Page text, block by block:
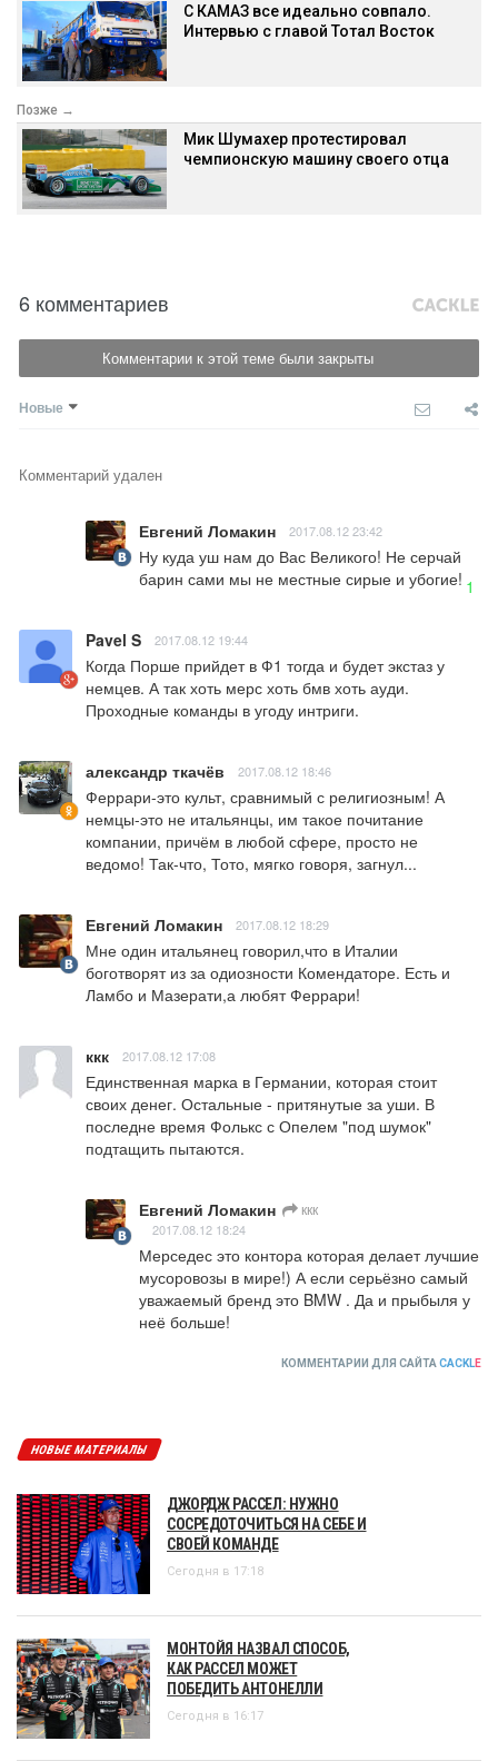
С КАМАЗ все идеально совпало.
Интервью с главой Тотал Восток
Позже →
Мик Шумахер протестировал
чемпионскую машину своего отца
6 комментариев
Комментарии к этой теме были закрыты
Новые
Комментарий удален
Евгений Ломакин 2017.08.12 23:42
Ну куда уш нам до Вас Великого! Не серчай
барин сами мы не местные сирые и убогие! 1
Pavel S 2017.08.12 19:44
Когда Порше прийдет в Ф1 тогда и будет экстаз у
немцев. А так хоть мерс хоть бмв хоть ауди.
Проходные команды в угоду интриги.
александр ткачёв 2017.08.12 18:46
Феррари-это культ, сравнимый с религиозным! А
немцы-это не итальянцы, им такое почитание
компании, причём в любой сфере, просто не
ведомо! Так-что, Тото, мягко говоря, загнул...
Евгений Ломакин 2017.08.12 18:29
Мне один итальянец говорил,что в Италии
боготворят из за одиозности Комендаторе. Есть и
Ламбо и Мазерати,а любят Феррари!
ккк 2017.08.12 17:08
Единственная марка в Германии, которая стоит
своих денег. Остальные - притянутые за уши. В
последне время Фолькс с Опелем "под шумок"
подтащить пытаются.
Евгений Ломакин ккк
2017.08.12 18:24
Мерседес это контора которая делает лучшие
мусоровозы в мире!) А если серьёзно самый
уважаемый бренд это BMW . Да и прыбыля у
неё больше!
КОММЕНТАРИИ ДЛЯ САЙТА CACKLE
НОВЫЕ МАТЕРИАЛЫ
ДЖОРДЖ РАССЕЛ: НУЖНО
СОСРЕДОТОЧИТЬСЯ НА СЕБЕ И
СВОЕЙ КОМАНДЕ
Сегодня в 17:18
МОНТОЙЯ НАЗВАЛ СПОСОБ,
КАК РАССЕЛ МОЖЕТ
ПОБЕДИТЬ АНТОНЕЛЛИ
Сегодня в 16:17